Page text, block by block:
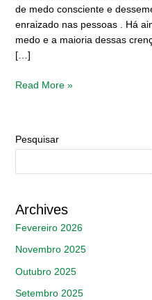
de medo consciente e
enraizado nas pessoas . Há
medo e a maioria dessas
[…]
Read More »
Pesquisar
Archives
Fevereiro 2026
Novembro 2025
Outubro 2025
Setembro 2025